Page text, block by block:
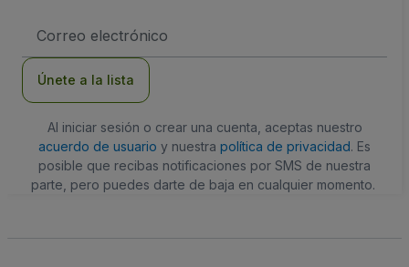
de
Únete a la lista
Al iniciar sesión o crear una cuenta, aceptas nuestro
acuerdo de usuario y nuestra política de privacidad. Es
posible que recibas notificaciones por SMS de nuestra
parte, pero puedes darte de baja en cualquier momento.